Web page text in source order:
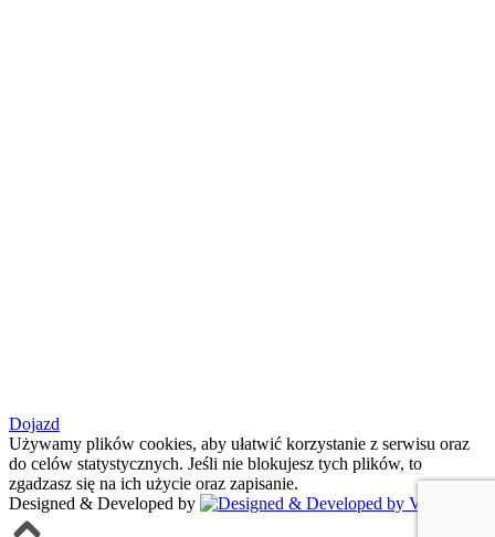
Dojazd
Używamy plików cookies, aby ułatwić korzystanie z serwisu oraz
do celów statystycznych. Jeśli nie blokujesz tych plików, to
zgadzasz się na ich użycie oraz zapisanie.
Designed & Developed by